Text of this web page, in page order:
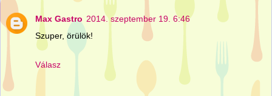
Max Gastro 2014. szeptember 19. 6:46
Szuper, örülök!
Válasz